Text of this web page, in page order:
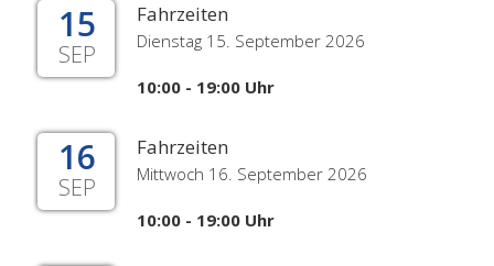
15
SEP
Fahrzeiten
Dienstag 15. September 2026
10:00 - 19:00 Uhr
16
SEP
Fahrzeiten
Mittwoch 16. September 2026
10:00 - 19:00 Uhr